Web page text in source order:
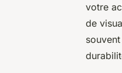
votre
de